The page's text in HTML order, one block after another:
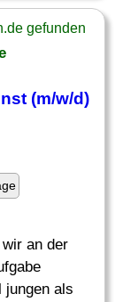
gefunden
(m/w/d)
an der
jungen als